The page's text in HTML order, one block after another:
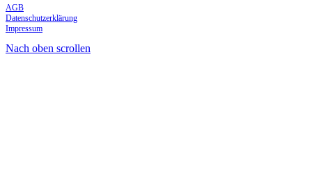
AGB
Datenschutzerklärung
Impressum
Nach oben scrollen